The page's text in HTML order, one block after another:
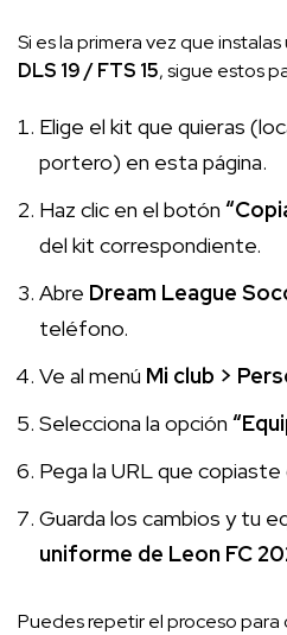
Si es la primera vez que instalas
DLS 19 / FTS 15, sigue estos
Elige el kit que quieras
portero) en esta página.
Haz clic en el botón
del kit correspondiente.
Abre Dream League
teléfono.
Ve al menú Mi club >
Selecciona la opción
Pega la URL que
Guarda los cambios y tu
uniforme de Leon FC
Puedes repetir el proceso para